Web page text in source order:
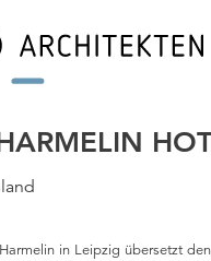
in Leipzig übersetzt